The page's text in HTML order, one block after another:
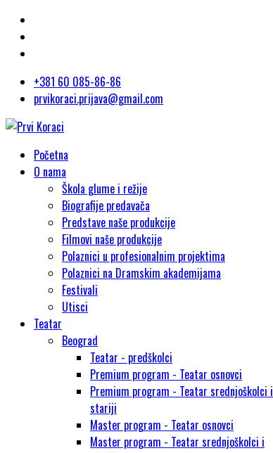
+381 60 085-86-86
prvikoraci.prijava@gmail.com
Početna
O nama
Škola glume i režije
Biografije predavača
Predstave naše produkcije
Filmovi naše produkcije
Polaznici u profesionalnim projektima
Polaznici na Dramskim akademijama
Festivali
Utisci
Teatar
Beograd
Teatar - predškolci
Premium program - Teatar osnovci
Premium program - Teatar srednjoškolci i
stariji
Master program - Teatar osnovci
Master program - Teatar srednjoškolci i